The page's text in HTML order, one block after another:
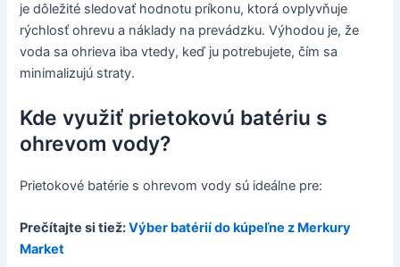
je dôležité sledovať hodnotu príkonu, ktorá ovplyvňuje
rýchlosť ohrevu a náklady na prevádzku. Výhodou je, že
voda sa ohrieva iba vtedy, keď ju potrebujete, čím sa
minimalizujú straty.
Kde využiť prietokovú batériu s
ohrevom vody?
Prietokové batérie s ohrevom vody sú ideálne pre:
Prečítajte si tiež:Výber batérií do kúpeľne z Merkury
Market